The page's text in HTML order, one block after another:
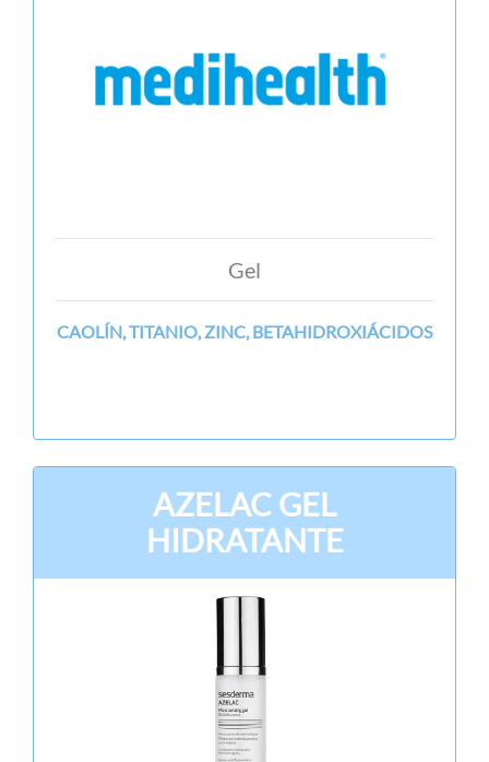
Gel
CAOLÍN, TITANIO, ZINC, BETAHIDROXIÁCIDOS
AZELAC GEL
HIDRATANTE